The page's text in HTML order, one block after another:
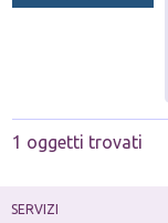
1 oggetti trovati
SERVIZI